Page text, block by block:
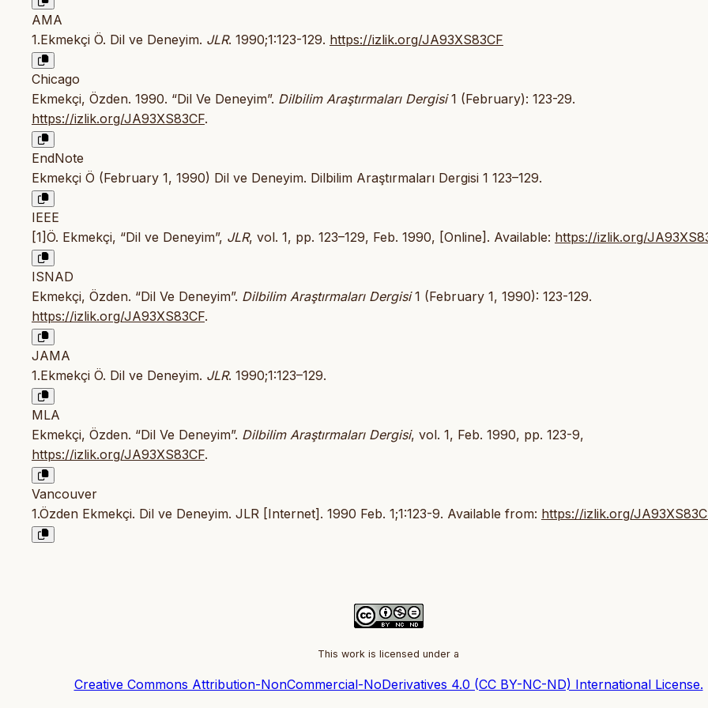
AMA
1.Ekmekçi Ö. Dil ve Deneyim. JLR. 1990;1:123-129. https://izlik.org/JA93XS83CF
Chicago
Ekmekçi, Özden. 1990. “Dil Ve Deneyim”. Dilbilim Araştırmaları Dergisi1 (February): 123-29.
https://izlik.org/JA93XS83CF.
EndNote
Ekmekçi Ö (February 1, 1990) Dil ve Deneyim. Dilbilim Araştırmaları Dergisi 1 123–129.
IEEE
[1]Ö. Ekmekçi, “Dil ve Deneyim”, JLR, vol. 1, pp. 123–129, Feb. 1990, [Online]. Available: https://izlik.org/
ISNAD
Ekmekçi, Özden. “Dil Ve Deneyim”. Dilbilim Araştırmaları Dergisi1 (February 1, 1990): 123-129.
https://izlik.org/JA93XS83CF.
JAMA
1.Ekmekçi Ö. Dil ve Deneyim. JLR. 1990;1:123–129.
MLA
Ekmekçi, Özden. “Dil Ve Deneyim”. Dilbilim Araştırmaları Dergisi, vol. 1, Feb. 1990, pp. 123-9,
https://izlik.org/JA93XS83CF.
Vancouver
1.Özden Ekmekçi. Dil ve Deneyim. JLR [Internet]. 1990 Feb. 1;1:123-9. Available from: https://izlik.org/
This work is licensed under a
Creative Commons Attribution-NonCommercial-NoDerivatives 4.0 (CC BY-NC-ND) International License.